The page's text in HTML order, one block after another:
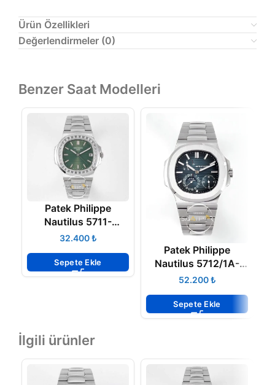
Ürün Özellikleri
Değerlendirmeler (0)
Benzer Saat Modelleri
Patek Philippe
Nautilus 5711-
1300A-001 Green
Eta
₺
Sepete Ekle
Patek Philippe
Nautilus 5712/1A-
001 Blue PPF V2
₺
Sepete Ekle
İlgili ürünler